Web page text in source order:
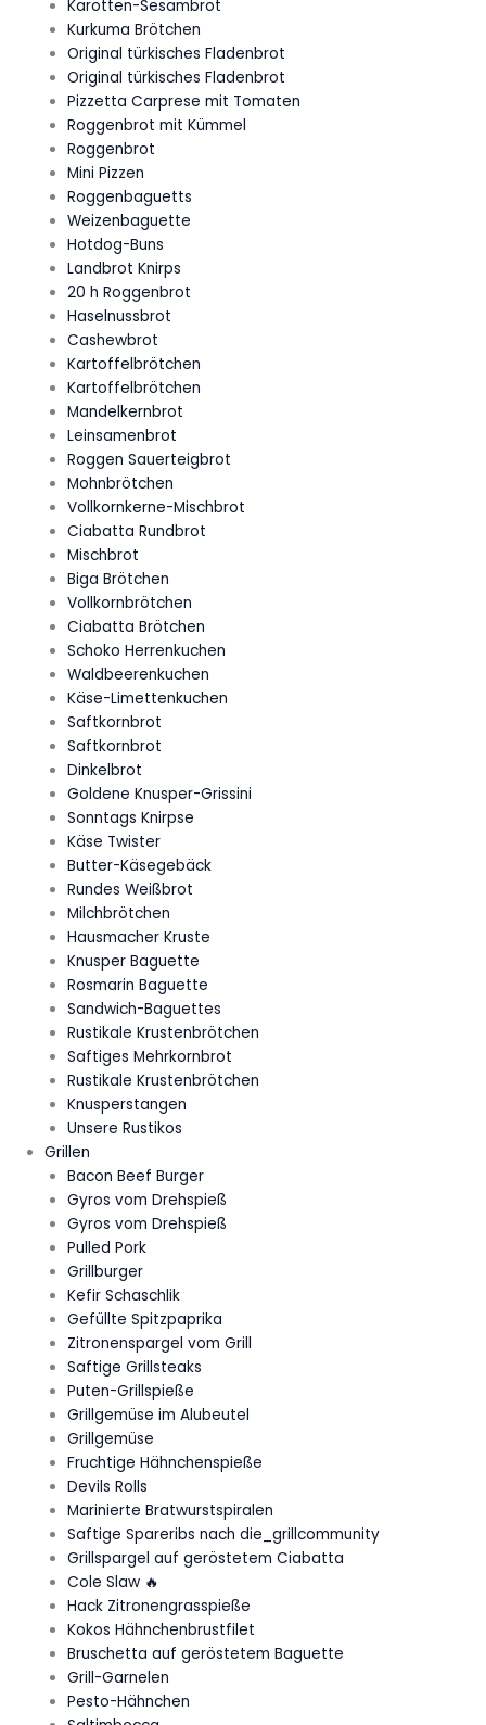
Karotten-Sesambrot
Kurkuma Brötchen
Original türkisches Fladenbrot
Original türkisches Fladenbrot
Pizzetta Carprese mit Tomaten
Roggenbrot mit Kümmel
Roggenbrot
Mini Pizzen
Roggenbaguetts
Weizenbaguette
Hotdog-Buns
Landbrot Knirps
20 h Roggenbrot
Haselnussbrot
Cashewbrot
Kartoffelbrötchen
Kartoffelbrötchen
Mandelkernbrot
Leinsamenbrot
Roggen Sauerteigbrot
Mohnbrötchen
Vollkornkerne-Mischbrot
Ciabatta Rundbrot
Mischbrot
Biga Brötchen
Vollkornbrötchen
Ciabatta Brötchen
Schoko Herrenkuchen
Waldbeerenkuchen
Käse-Limettenkuchen
Saftkornbrot
Saftkornbrot
Dinkelbrot
Goldene Knusper-Grissini
Sonntags Knirpse
Käse Twister
Butter-Käsegebäck
Rundes Weißbrot
Milchbrötchen
Hausmacher Kruste
Knusper Baguette
Rosmarin Baguette
Sandwich-Baguettes
Rustikale Krustenbrötchen
Saftiges Mehrkornbrot
Rustikale Krustenbrötchen
Knusperstangen
Unsere Rustikos
Grillen
Bacon Beef Burger
Gyros vom Drehspieß
Gyros vom Drehspieß
Pulled Pork
Grillburger
Kefir Schaschlik
Gefüllte Spitzpaprika
Zitronenspargel vom Grill
Saftige Grillsteaks
Puten-Grillspieße
Grillgemüse im Alubeutel
Grillgemüse
Fruchtige Hähnchenspieße
Devils Rolls
Marinierte Bratwurstspiralen
Saftige Spareribs nach die_grillcommunity
Grillspargel auf geröstetem Ciabatta
Cole Slaw 🔥
Hack Zitronengrasspieße
Kokos Hähnchenbrustfilet
Bruschetta auf geröstetem Baguette
Grill-Garnelen
Pesto-Hähnchen